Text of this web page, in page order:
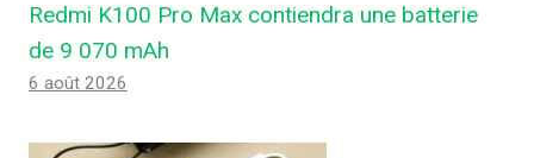
Redmi K100 Pro Max contiendra une batterie
de 9 070 mAh
6 août 2026